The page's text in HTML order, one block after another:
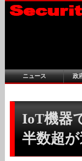
ニュース 政
IoT機器
半数超